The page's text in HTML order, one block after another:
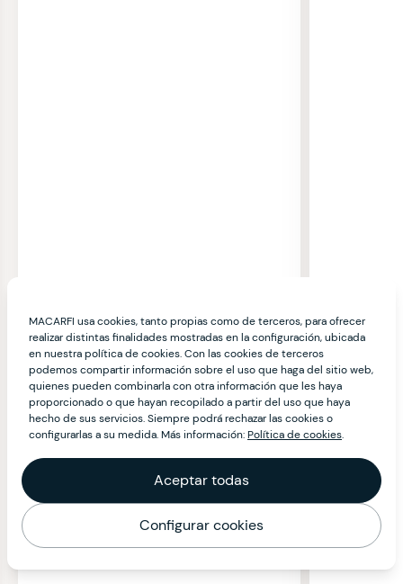
MACARFI usa cookies, tanto propias como de terceros, para ofrecer
realizar distintas finalidades mostradas en la configuración, ubicada
en nuestra política de cookies. Con las cookies de terceros
podemos compartir información sobre el uso que haga del sitio web,
quienes pueden combinarla con otra información que les haya
proporcionado o que hayan recopilado a partir del uso que haya
hecho de sus servicios. Siempre podrá rechazar las cookies o
configurarlas a su medida. Más información:Política de cookies.
Aceptar todas
Configurar cookies